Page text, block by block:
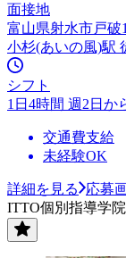
面接地
富山県射水市戸破
小杉(あいの風)駅
シフト
1日4時間 週2日か
交通費支給
未経験OK
詳細を見る
応募
ITTO個別指導学